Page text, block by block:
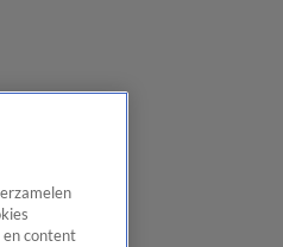
en content